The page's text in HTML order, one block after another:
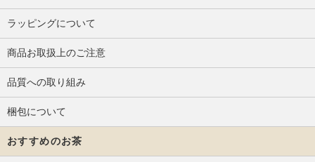
ラッピングについて
商品お取扱上のご注意
品質への取り組み
梱包について
おすすめのお茶